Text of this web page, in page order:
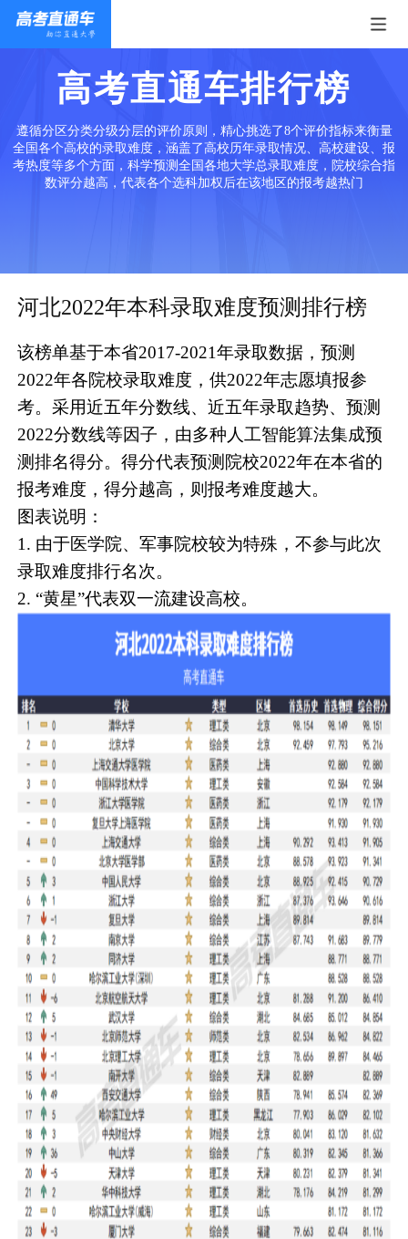
高考直通车排行榜
遵循分区分类分级分层的评价原则，精心挑选了8个评价指标来衡量
全国各个高校的录取难度，涵盖了高校历年录取情况、高校建设、报
考热度等多个方面，科学预测全国各地大学总录取难度，院校综合指
数评分越高，代表各个选科加权后在该地区的报考越热门
河北2022年本科录取难度预测排行榜
该榜单基于本省2017-2021年录取数据，预测
2022年各院校录取难度，供2022年志愿填报参
考。采用近五年分数线、近五年录取趋势、预测
2022分数线等因子，由多种人工智能算法集成预
测排名得分。得分代表预测院校2022年在本省的
报考难度，得分越高，则报考难度越大。
图表说明：
1. 由于医学院、军事院校较为特殊，不参与此次
录取难度排行名次。
2. “黄星”代表双一流建设高校。